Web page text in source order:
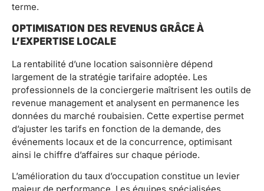
terme.
OPTIMISATION DES REVENUS GRÂCE À
L’EXPERTISE LOCALE
La rentabilité d’une location saisonnière dépend
largement de la stratégie tarifaire adoptée. Les
professionnels de la conciergerie maîtrisent les outils de
revenue management et analysent en permanence les
données du marché roubaisien. Cette expertise permet
d’ajuster les tarifs en fonction de la demande, des
événements locaux et de la concurrence, optimisant
ainsi le chiffre d’affaires sur chaque période.
L’amélioration du taux d’occupation constitue un levier